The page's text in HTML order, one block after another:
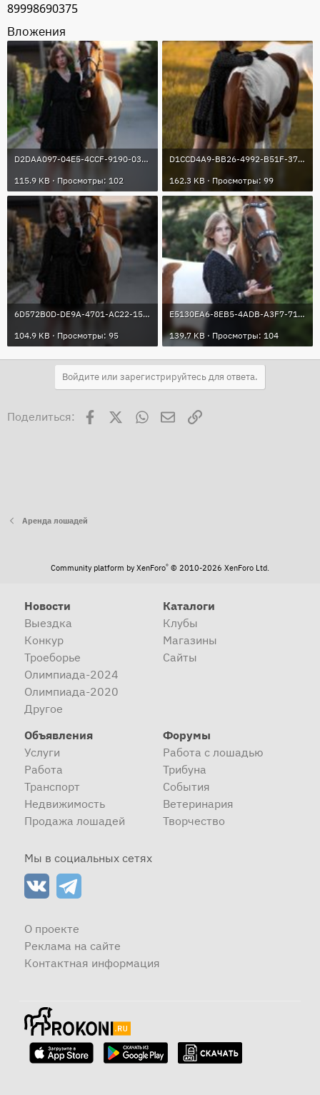
89998690375
Вложения
D2DAA097-04E5-4CCF-9190-0394B114B260.jpeg
115.9 KB · Просмотры: 102
D1CCD4A9-BB26-4992-B51F-375B11F3A2CB.jpeg
162.3 KB · Просмотры: 99
6D572B0D-DE9A-4701-AC22-15413FA2376D.jpeg
104.9 KB · Просмотры: 95
E5130EA6-8EB5-4ADB-A3F7-71DECAE549F3.jpeg
139.7 KB · Просмотры: 104
Войдите или зарегистрируйтесь для ответа.
Поделиться: Facebook WhatsAppЭлектронная почта
Ссылка
Аренда лошадей
Community platform by XenForo® © 2010-2026 XenForo Ltd.
Новости
Выездка
Конкур
Троеборье
Олимпиада-2024
Олимпиада-2020
Другое
Каталоги
Клубы
Магазины
Сайты
Объявления
Услуги
Работа
Транспорт
Недвижимость
Продажа лошадей
Форумы
Работа с лошадью
Трибуна
События
Ветеринария
Творчество
Мы в социальных сетях
О проекте
Реклама на сайте
Контактная информация